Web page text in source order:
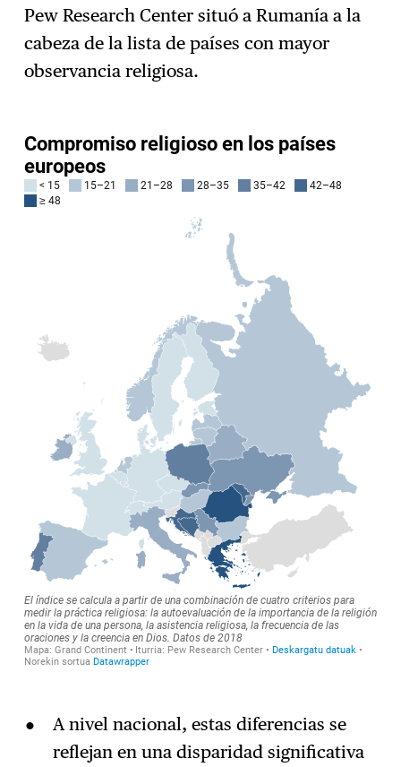
Pew Research Center situó a Rumanía a la
cabeza de la lista de países con mayor
observancia religiosa.
A nivel nacional, estas diferencias se
reflejan en una disparidad significativa